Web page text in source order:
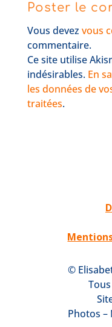
Poster le
Vous devez vous
commentaire.
Ce site utilise
indésirables. En
les données de
traitées.
©
Photos –